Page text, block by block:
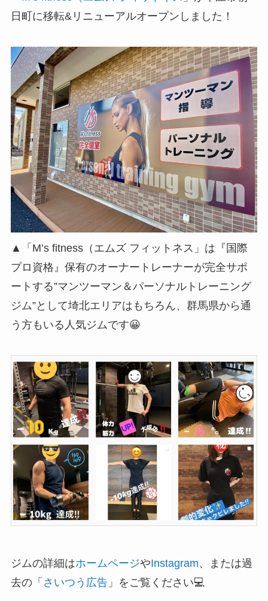
日町に移転&リニューアルオープンしました！
▲「M’s fitness（エムズ フィットネス」は『国際
プロ資格』保有のオーナートレーナーが完全サポ
ートする”マンツーマン＆パーソナルトレーニング
ジム”として埼北エリアはもちろん、群馬県から通
う方もいる人気ジムです😀
ジムの詳細はホームページやInstagram、または過
去の「 さいつう広告」をご覧ください💻